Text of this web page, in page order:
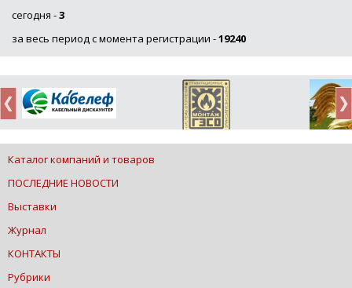
сегодня -3
за весь период с момента регистрации -19240
Каталог компаний и товаров
ПОСЛЕДНИЕ НОВОСТИ
Выставки
Журнал
КОНТАКТЫ
Рубрики